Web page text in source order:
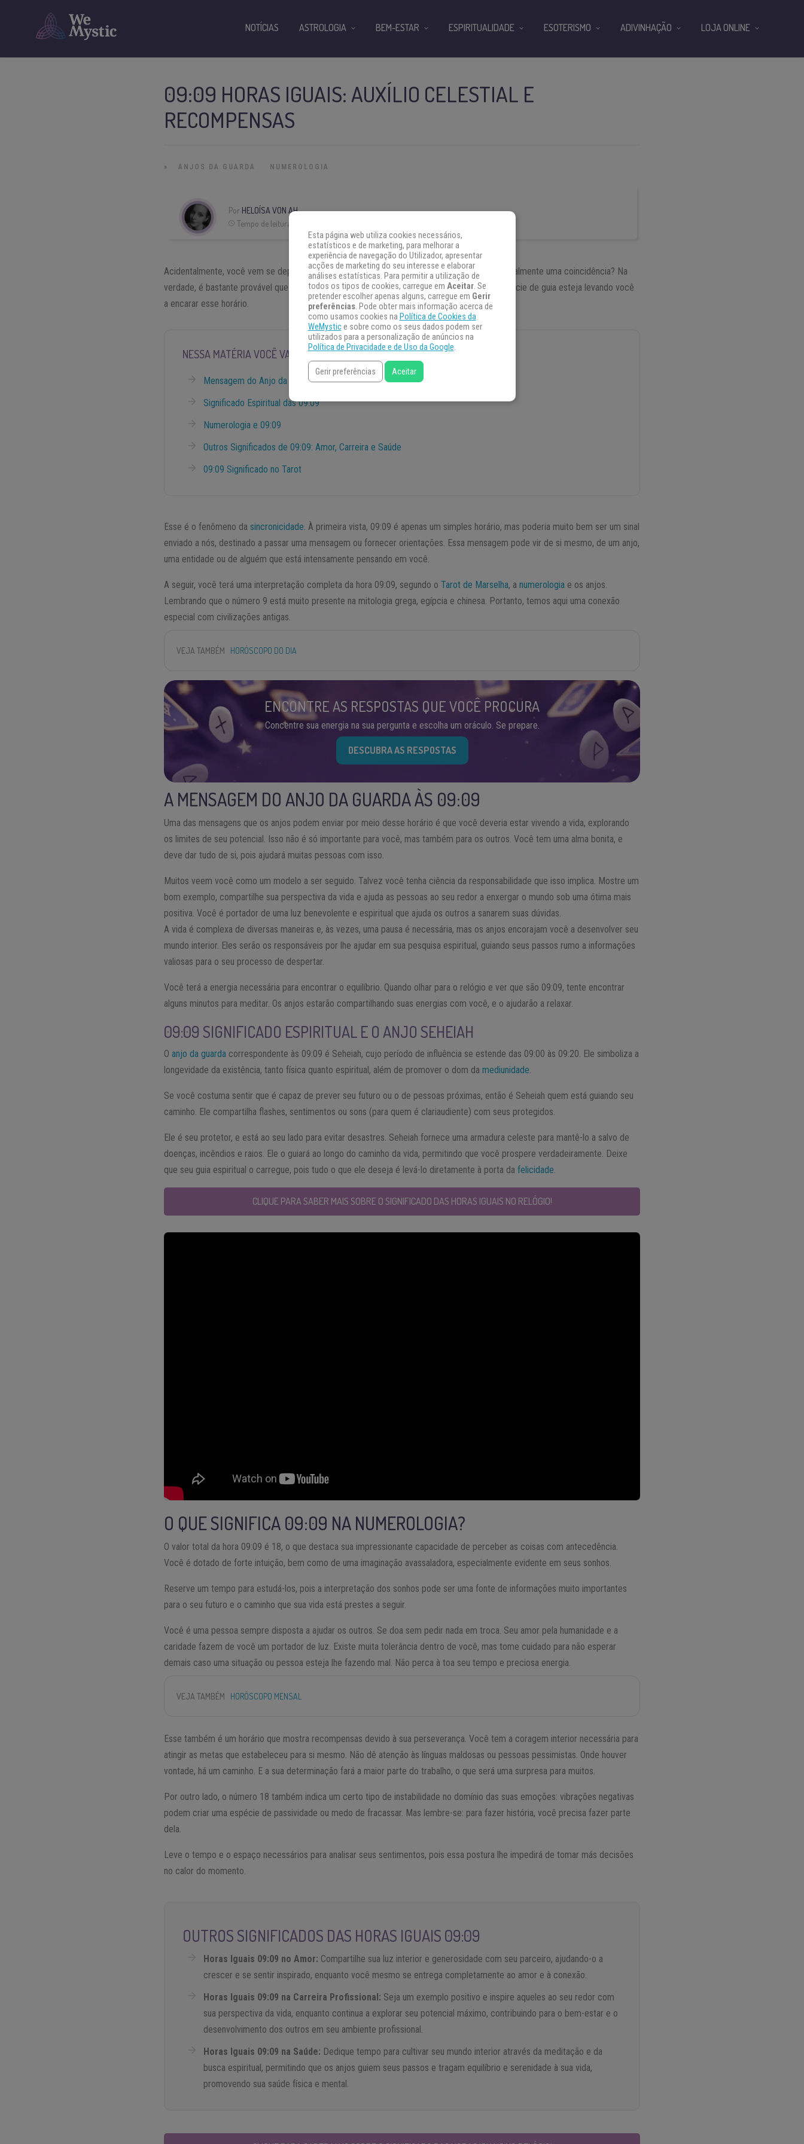
09:09 HORAS IGUAIS: AUXÍLIO CELESTIAL E
RECOMPENSAS
» ANJOS DA GUARDA NUMEROLOGIA
Por HELOÍSA VON AH
Tempo de leitura:
Acidentalmente, você vem se deparando com a hora09:09no relógio. Mas será que isso é realmente uma coincidência? Na
verdade, é bastante provável que seu subconsciente esteja no piloto automático ou uma espécie de guia esteja levando você
a encarar esse horário.
NESSA MATÉRIA VOCÊ VAI ENCONTRAR:
Mensagem do Anjo da Guarda
Significado Espiritual das 09:09
Numerologia e 09:09
Outros Significados de 09:09: Amor, Carreira e Saúde
09:09 Significado no Tarot
Esse é o fenômeno dasincronicidade. À primeira vista, 09:09 é apenas um simples horário, mas poderia muito bem ser um sinal
enviado a nós, destinado a passar uma mensagem ou fornecer orientações. Essa mensagem pode vir de si mesmo, de um anjo,
uma entidade ou de alguém que está intensamente pensando em você.
A seguir, você terá uma interpretação completa da hora 09:09, segundo oTarot de Marselha, anumerologia e os anjos.
Lembrando que o número 9 está muito presente na mitologia grega, egípcia e chinesa. Portanto, temos aqui uma conexão
especial com civilizações antigas.
VEJA TAMBÉM HORÓSCOPO DO DIA
ENCONTRE AS RESPOSTAS QUE VOCÊ PROCURA
Concentre sua energia na sua pergunta e escolha um oráculo. Se prepare.
DESCUBRA AS RESPOSTAS
A MENSAGEM DO ANJO DA GUARDA ÀS 09:09
Uma das mensagens que os anjos podem enviar por meio desse horário é que você deveria estar vivendo a vida, explorando
os limites de seu potencial. Isso não é só importante para você, mas também para os outros. Você tem uma alma bonita, e
deve dar tudo de si, pois ajudará muitas pessoas com isso.
Muitos veem você como um modelo a ser seguido. Talvez você tenha ciência da responsabilidade que isso implica. Mostre um
bom exemplo, compartilhe sua perspectiva da vida e ajuda as pessoas ao seu redor a enxergar o mundo sob uma ótima mais
positiva. Você é portador de uma luz benevolente e espiritual que ajuda os outros a sanarem suas dúvidas.
A vida é complexa de diversas maneiras e, às vezes, uma pausa é necessária, mas os anjos encorajam você a desenvolver seu
mundo interior. Eles serão os responsáveis por lhe ajudar em sua pesquisa espiritual, guiando seus passos rumo a informações
valiosas para o seu processo de despertar.
Você terá a energia necessária para encontrar o equilíbrio. Quando olhar para o relógio e ver que são 09:09, tente encontrar
alguns minutos para meditar. Os anjos estarão compartilhando suas energias com você, e o ajudarão a relaxar.
09:09 SIGNIFICADO ESPIRITUAL E O ANJO SEHEIAH
Oanjo da guarda correspondente às 09:09 é Seheiah, cujo período de influência se estende das 09:00 às 09:20. Ele simboliza a
longevidade da existência, tanto física quanto espiritual, além de promover o dom damediunidade.
Se você costuma sentir que é capaz de prever seu futuro ou o de pessoas próximas, então é Seheiah quem está guiando seu
caminho. Ele compartilha flashes, sentimentos ou sons (para quem é clariaudiente) com seus protegidos.
Ele é seu protetor, e está ao seu lado para evitar desastres. Seheiah fornece uma armadura celeste para mantê-lo a salvo de
doenças, incêndios e raios. Ele o guiará ao longo do caminho da vida, permitindo que você prospere verdadeiramente. Deixe
que seu guia espiritual o carregue, pois tudo o que ele deseja é levá-lo diretamente à porta dafelicidade.
CLIQUE PARA SABER MAIS SOBRE O SIGNIFICADO DAS HORAS IGUAIS NO RELÓGIO!
O QUE SIGNIFICA 09:09 NA NUMEROLOGIA?
O valor total da hora 09:09 é 18, o que destaca sua impressionante capacidade de perceber as coisas com antecedência.
Você é dotado de forte intuição, bem como de uma imaginação avassaladora, especialmente evidente em seus sonhos.
Reserve um tempo para estudá-los, pois a interpretação dos sonhos pode ser uma fonte de informações muito importantes
para o seu futuro e o caminho que sua vida está prestes a seguir.
Você é uma pessoa sempre disposta a ajudar os outros. Se doa sem pedir nada em troca. Seu amor pela humanidade e a
caridade fazem de você um portador de luz. Existe muita tolerância dentro de você, mas tome cuidado para não esperar
demais caso uma situação ou pessoa esteja lhe fazendo mal. Não perca à toa seu tempo e preciosa energia.
VEJA TAMBÉM HORÓSCOPO MENSAL
Esse também é um horário que mostra recompensas devido à sua perseverança. Você tem a coragem interior necessária para
atingir as metas que estabeleceu para si mesmo. Não dê atenção às línguas maldosas ou pessoas pessimistas. Onde houver
vontade, há um caminho. E a sua determinação fará a maior parte do trabalho, o que será uma surpresa para muitos.
Por outro lado, o número 18 também indica um certo tipo de instabilidade no domínio das suas emoções: vibrações negativas
podem criar uma espécie de passividade ou medo de fracassar. Mas lembre-se: para fazer história, você precisa fazer parte
dela.
Leve o tempo e o espaço necessários para analisar seus sentimentos, pois essa postura lhe impedirá de tomar más decisões
no calor do momento.
OUTROS SIGNIFICADOS DAS HORAS IGUAIS 09:09
Horas Iguais 09:09 no Amor: Compartilhe sua luz interior e generosidade com seu parceiro, ajudando-o a
crescer e se sentir inspirado, enquanto você mesmo se entrega completamente ao amor e à conexão.
Horas Iguais 09:09 na Carreira Profissional: Seja um exemplo positivo e inspire aqueles ao seu redor com
sua perspectiva da vida, enquanto continua a explorar seu potencial máximo, contribuindo para o bem-estar e o
desenvolvimento dos outros em seu ambiente profissional.
Horas Iguais 09:09 na Saúde: Dedique tempo para cultivar seu mundo interior através da meditação e da
busca espiritual, permitindo que os anjos guiem seus passos e tragam equilíbrio e serenidade à sua vida,
promovendo sua saúde física e mental.
NOTÍCIAS ASTROLOGIA BEM-ESTAR ESPIRITUALIDADE ESOTERISMO ADIVINHAÇÃO LOJA ONLINE
Esta página web utiliza cookies necessários,
estatísticos e de marketing, para melhorar a
experiência de navegação do Utilizador, apresentar
acções de marketing do seu interesse e elaborar
análises estatísticas. Para permitir a utilização de
todos os tipos de cookies, carregue em Aceitar. Se
pretender escolher apenas alguns, carregue em Gerir
preferências. Pode obter mais informação acerca de
como usamos cookies na Política de Cookies da
WeMystice sobre como os seus dados podem ser
utilizados para a personalização de anúncios na
Política de Privacidade e de Uso da Google.
Gerir preferências Aceitar